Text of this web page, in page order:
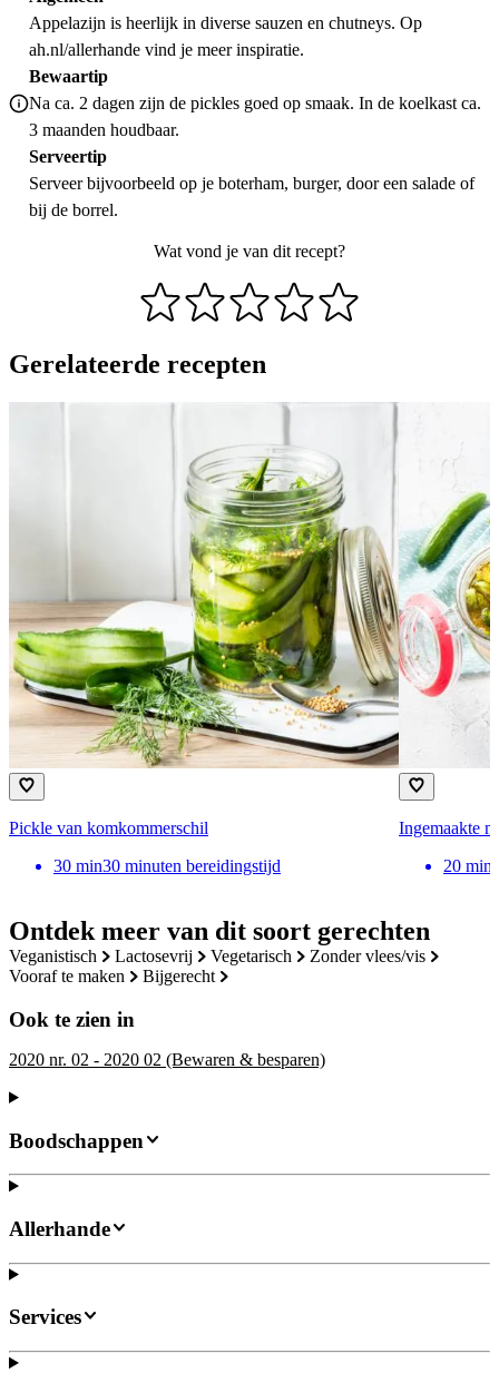
Ontdek meer van dit soort gerechten
veganistisch lactosevrij vegetarisch
zonder vlees/vis
vooraf te maken
bijgerecht
Ook te zien in
2020 nr. 02 - 2020 02 (Bewaren & besparen)
Appelazijn is heerlijk in diverse sauzen en chutneys. Op
ah.nl/allerhande vind je meer inspiratie.
Bewaartip
Na ca. 2 dagen zijn de pickles goed op smaak. In de koelkast ca.
3 maanden houdbaar.
Serveertip
Serveer bijvoorbeeld op je boterham, burger, door een salade of
bij de borrel.
Wat vond je van dit recept?
Gerelateerde recepten
Pickle van komkommerschil
30 min30 minuten bereidingstijd
Ingemaakte
20 min
Boodschappen
Allerhande
Services